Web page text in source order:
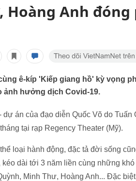
Hoàng Anh
ê-kíp 'Kiếp giang hồ' kỳ vọng
ảnh hưởng dịch Covid-19.
dự án của đạo diễn Quốc Võ do
tại rạp Regency Theater (Mỹ).
loại hành động, đặc tả đời sống
dài tới 3 năm liền cùng những
Minh Thư, Hoàng Anh... Đặc